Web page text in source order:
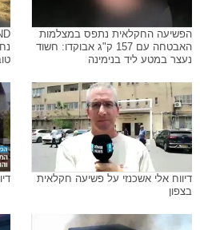
הפשיעה החקלאית נתפס במצלמות
האבטחה עם 157 ק"ג אבוקדו: חשוד
נעצר במטע ליד בנימינה
דיווח אלי אשכנזי על פשיעה חקלאית
בצפון